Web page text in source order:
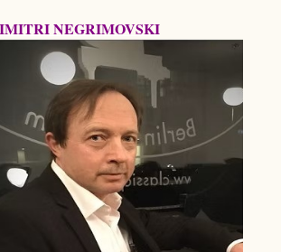
NEGRIMOVSKI